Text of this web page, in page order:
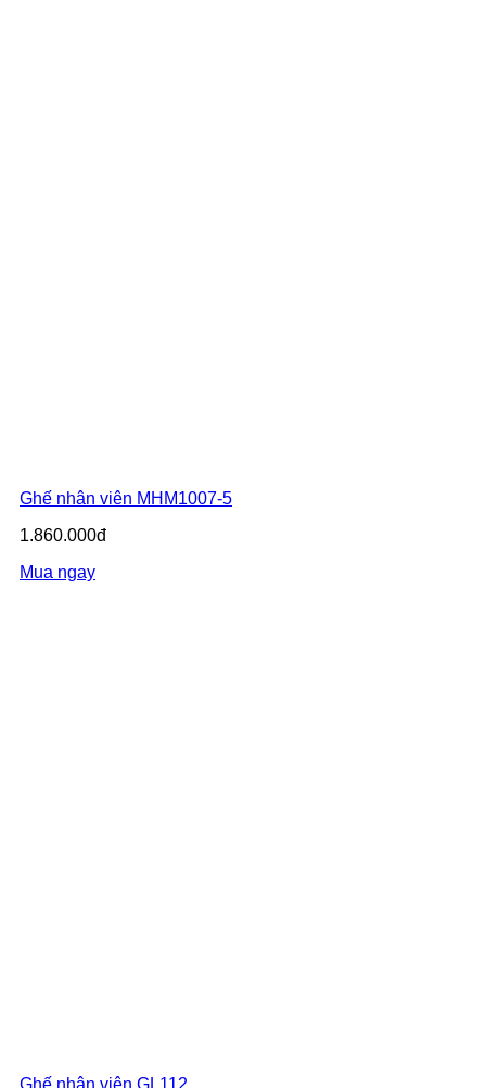
Ghế nhân viên MHM1007-5
1.860.000đ
Mua ngay
Ghế nhân viên GL112